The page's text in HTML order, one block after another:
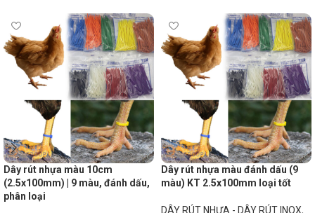
Dây rút nhựa màu 10cm
(2.5x100mm) | 9 màu, đánh dấu,
phân loại
Dây rút nhựa màu đánh dấu (9
màu) KT 2.5x100mm loại tốt
DÂY RÚT NHỰA - DÂY RÚT INOX,